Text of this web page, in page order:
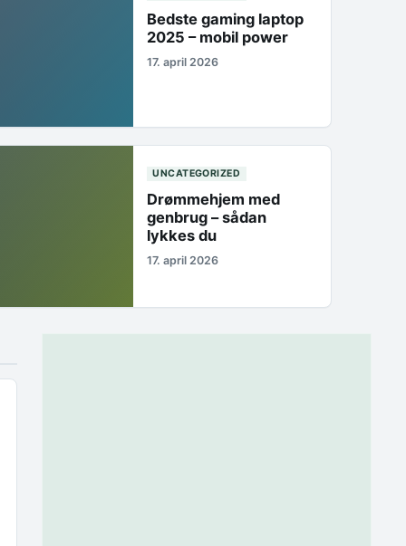
Bedste gaming laptop
2025 – mobil power
17. april 2026
UNCATEGORIZED
Drømmehjem med
genbrug – sådan
lykkes du
17. april 2026